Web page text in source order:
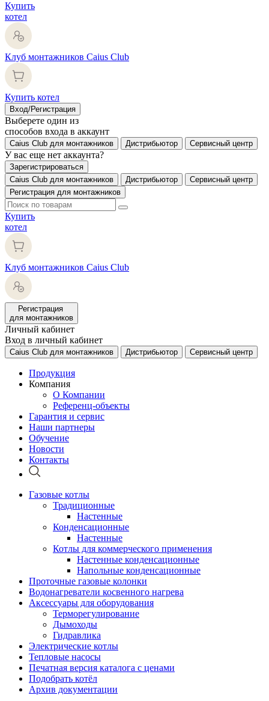
Купить
котел
Клуб монтажников Caius Club
Купить котел
Вход/Регистрация
Выберете один из
способов входа в аккаунт
Caius Club для монтажников Дистрибьютор Сервисный центр
У вас еще нет аккаунта?
Зарегистрироваться
Caius Club для монтажников
Дистрибьютор
Сервисный центр
Регистрация для монтажников
Купить
котел
Клуб монтажников Caius Club
Регистрация
для монтажников
Личный кабинет
Вход в личный кабинет
Caius Club для монтажников Дистрибьютор Сервисный центр
Продукция
Компания
О Компании
Референц-объекты
Гарантия и сервис
Наши партнеры
Обучение
Новости
Контакты
Газовые котлы
Традиционные
Настенные
Конденсационные
Настенные
Котлы для коммерческого применения
Настенные конденсационные
Напольные конденсационные
Проточные газовые колонки
Водонагреватели косвенного нагрева
Аксессуары для оборудования
Терморегулирование
Дымоходы
Гидравлика
Электрические котлы
Тепловые насосы
Печатная версия каталога с ценами
Подобрать котёл
Архив документации